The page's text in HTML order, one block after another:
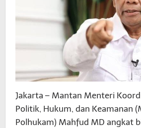
Jakarta – Mantan Menteri
Politik, Hukum, dan Keamanan
Polhukam) Mahfud MD angkat